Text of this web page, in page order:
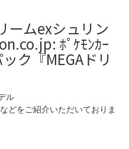
ームexシュリン
ﾎﾟｹﾓﾝｶｰ
ク『MEGAドリ
ル
どをご紹介いただいておりま